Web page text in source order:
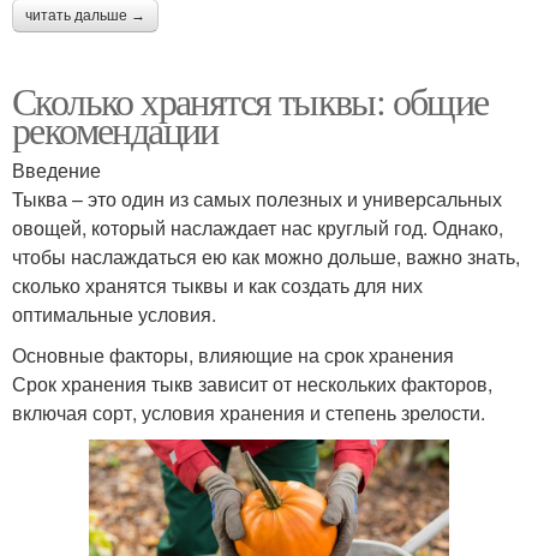
читать дальше →
Сколько хранятся тыквы: общие
рекомендации
Введение
Тыква – это один из самых полезных и универсальных
овощей, который наслаждает нас круглый год. Однако,
чтобы наслаждаться ею как можно дольше, важно знать,
сколько хранятся тыквы и как создать для них
оптимальные условия.
Основные факторы, влияющие на срок хранения
Срок хранения тыкв зависит от нескольких факторов,
включая сорт, условия хранения и степень зрелости.